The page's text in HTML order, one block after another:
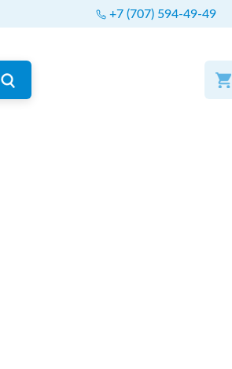
+7 (707) 594-49-49